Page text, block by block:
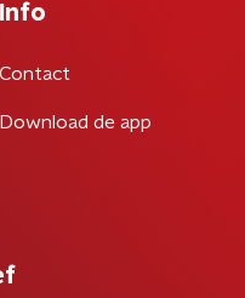
Info
Contact
Download de app